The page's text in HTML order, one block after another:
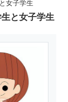
女子学生
と女子学生